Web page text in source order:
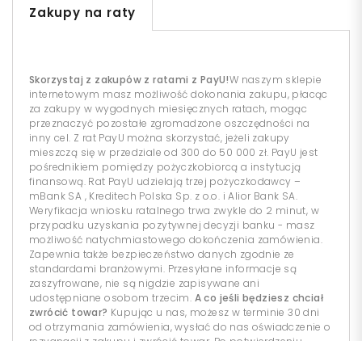
Zakupy na raty
Skorzystaj z zakupów z ratami z PayU!W naszym sklepie
internetowym masz możliwość dokonania zakupu, płacąc
za zakupy w wygodnych miesięcznych ratach, mogąc
przeznaczyć pozostałe zgromadzone oszczędności na
inny cel. Z rat PayU można skorzystać, jeżeli zakupy
mieszczą się w przedziale od 300 do 50 000 zł. PayU jest
pośrednikiem pomiędzy pożyczkobiorcą a instytucją
finansową. Rat PayU udzielają trzej pożyczkodawcy –
mBank SA , Kreditech Polska Sp. z o.o. i Alior Bank SA.
Weryfikacja wniosku ratalnego trwa zwykle do 2 minut, w
przypadku uzyskania pozytywnej decyzji banku - masz
możliwość natychmiastowego dokończenia zamówienia.
Zapewnia także bezpieczeństwo danych zgodnie ze
standardami branżowymi. Przesyłane informacje są
zaszyfrowane, nie są nigdzie zapisywane ani
udostępniane osobom trzecim. A co jeśli będziesz chciał
zwrócić towar? Kupując u nas, możesz w terminie 30 dni
od otrzymania zamówienia, wysłać do nas oświadczenie o